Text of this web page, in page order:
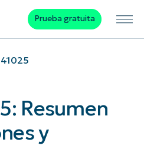
Prueba gratuita
Resumen
y